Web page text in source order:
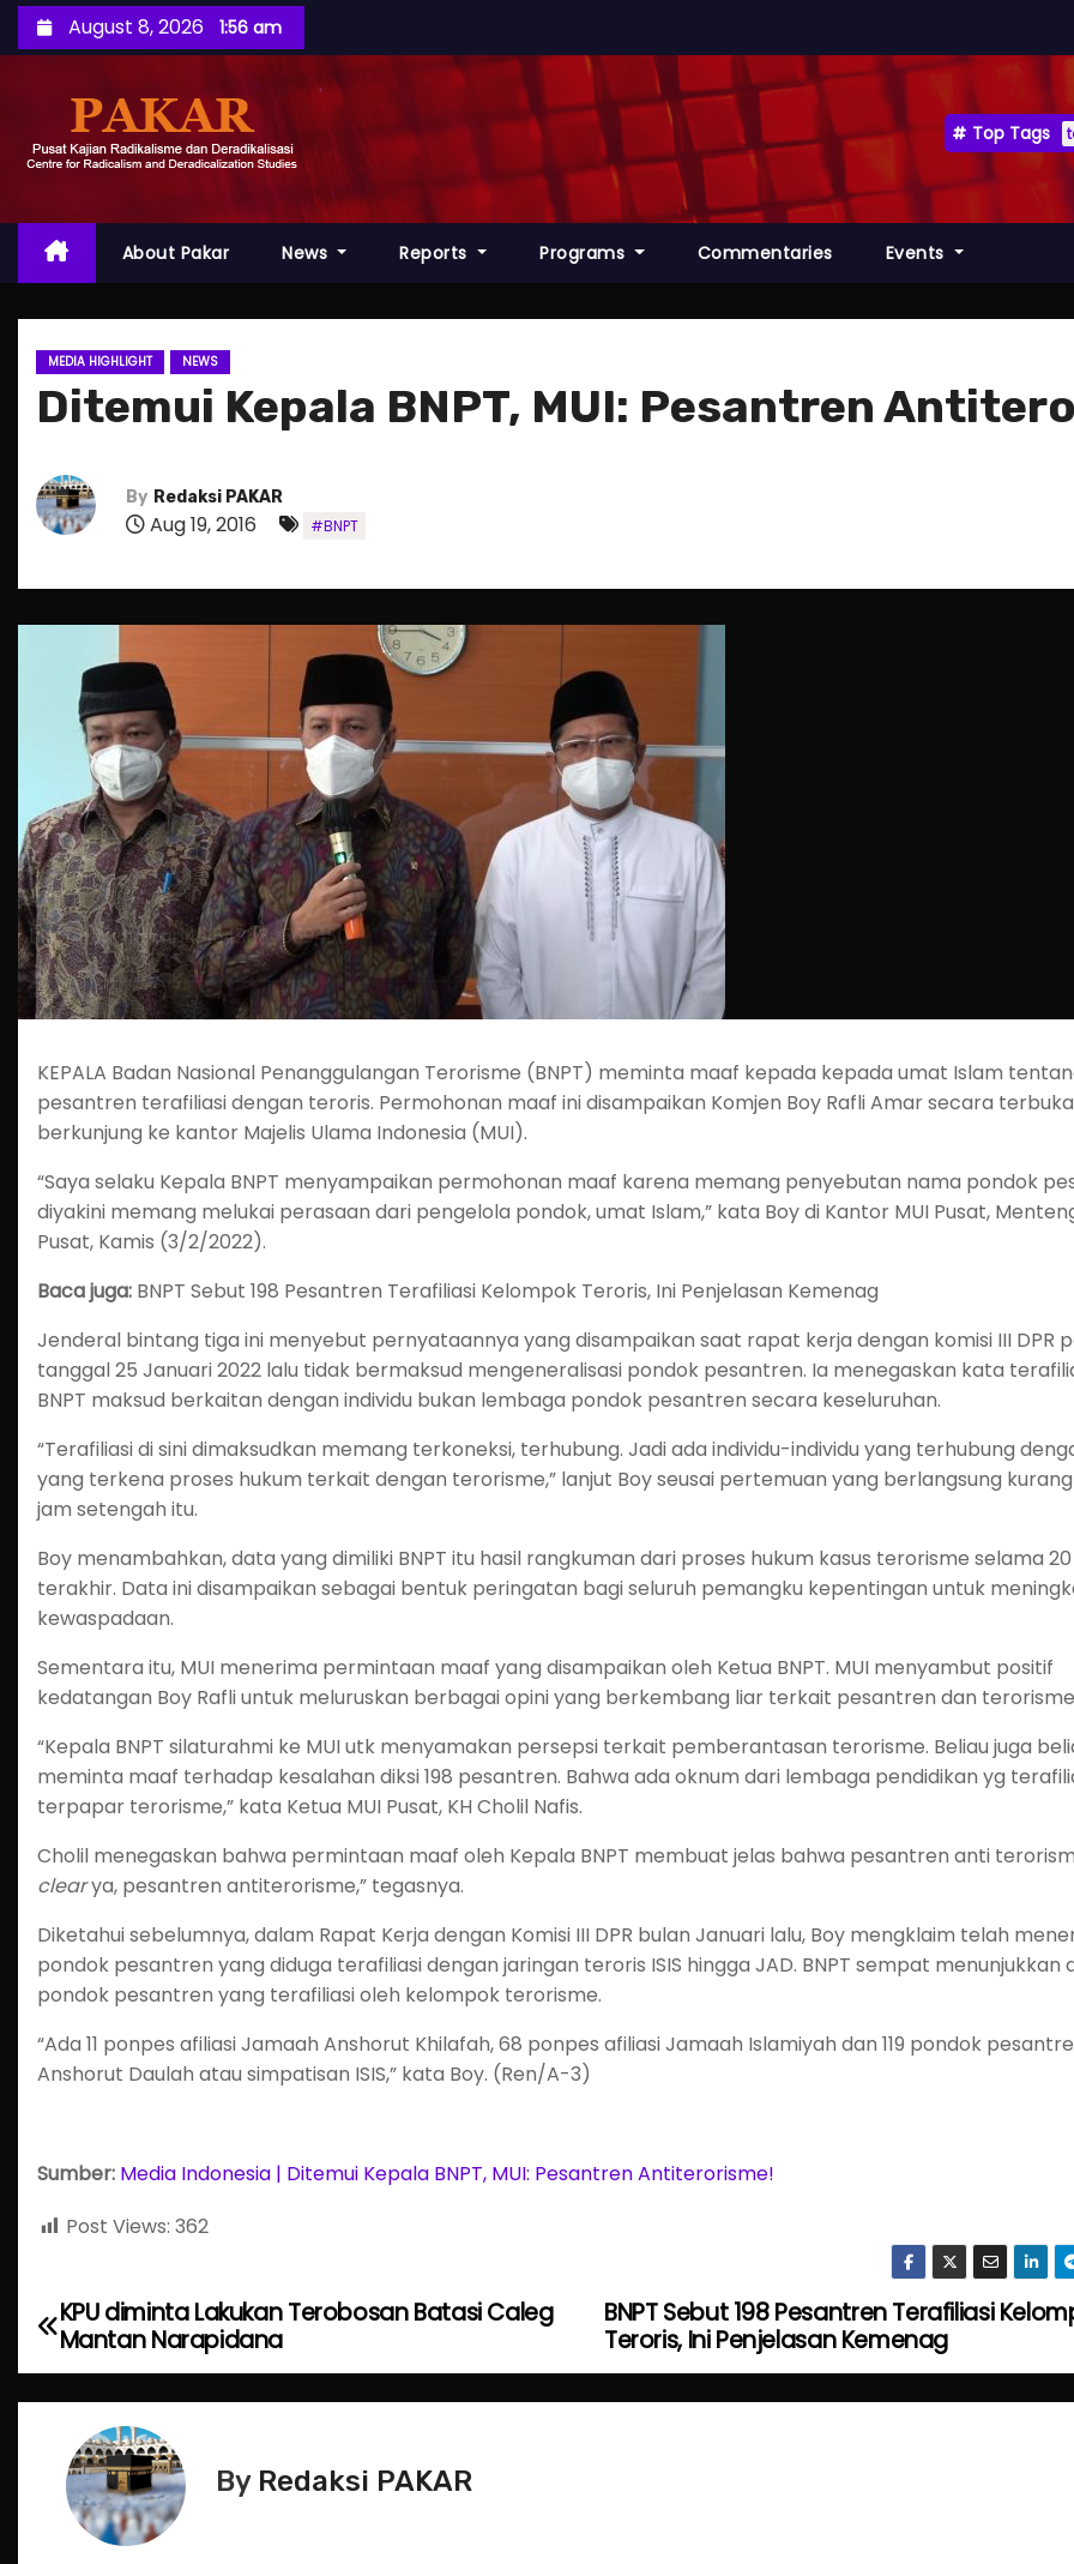
k
c
n
August 8, 2026 1:56 am
Top Tags
About Pakar News Reports Programs Commentaries Events
MEDIA HIGHLIGHT NEWS
Ditemui Kepala BNPT, MUI: Pesantren
By Redaksi PAKAR
Aug 19, 2016 #BNPT
KEPALA Badan Nasional Penanggulangan Terorisme (BNPT) meminta maaf kepada kepada umat Islam
pesantren terafiliasi dengan teroris. Permohonan maaf ini disampaikan Komjen Boy Rafli Amar secara
berkunjung ke kantor Majelis Ulama Indonesia (MUI).
“Saya selaku Kepala BNPT menyampaikan permohonan maaf karena memang penyebutan nama pondok
diyakini memang melukai perasaan dari pengelola pondok, umat Islam,” kata Boy di Kantor MUI Pusat,
Pusat, Kamis (3/2/2022).
Baca juga: BNPT Sebut 198 Pesantren Terafiliasi Kelompok Teroris, Ini Penjelasan Kemenag
Jenderal bintang tiga ini menyebut pernyataannya yang disampaikan saat rapat kerja dengan komisi III DPR
tanggal 25 Januari 2022 lalu tidak bermaksud mengeneralisasi pondok pesantren. Ia menegaskan kata
BNPT maksud berkaitan dengan individu bukan lembaga pondok pesantren secara keseluruhan.
“Terafiliasi di sini dimaksudkan memang terkoneksi, terhubung. Jadi ada individu-individu yang terhubung
yang terkena proses hukum terkait dengan terorisme,” lanjut Boy seusai pertemuan yang berlangsung
jam setengah itu.
Boy menambahkan, data yang dimiliki BNPT itu hasil rangkuman dari proses hukum kasus terorisme selama
terakhir. Data ini disampaikan sebagai bentuk peringatan bagi seluruh pemangku kepentingan untuk
kewaspadaan.
Sementara itu, MUI menerima permintaan maaf yang disampaikan oleh Ketua BNPT. MUI menyambut positif
kedatangan Boy Rafli untuk meluruskan berbagai opini yang berkembang liar terkait pesantren dan
“Kepala BNPT silaturahmi ke MUI utk menyamakan persepsi terkait pemberantasan terorisme. Beliau juga
meminta maaf terhadap kesalahan diksi 198 pesantren. Bahwa ada oknum dari lembaga pendidikan yg
terpapar terorisme,” kata Ketua MUI Pusat, KH Cholil Nafis.
Cholil menegaskan bahwa permintaan maaf oleh Kepala BNPT membuat jelas bahwa pesantren anti
clearya, pesantren antiterorisme,” tegasnya.
Diketahui sebelumnya, dalam Rapat Kerja dengan Komisi III DPR bulan Januari lalu, Boy mengklaim telah
pondok pesantren yang diduga terafiliasi dengan jaringan teroris ISIS hingga JAD. BNPT sempat menunjukkan
pondok pesantren yang terafiliasi oleh kelompok terorisme.
“Ada 11 ponpes afiliasi Jamaah Anshorut Khilafah, 68 ponpes afiliasi Jamaah Islamiyah dan 119 pondok
Anshorut Daulah atau simpatisan ISIS,” kata Boy. (Ren/A-3)
Sumber: Media Indonesia | Ditemui Kepala BNPT, MUI: Pesantren Antiterorisme!
Post Views: 362
P
o
BNPT Sebut 198 Pesantren Terafiliasi
Teroris, Ini Penjelasan Kemenag
KPU diminta Lakukan Terobosan Batasi Caleg
Mantan Narapidana
By Redaksi PAKAR